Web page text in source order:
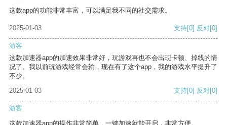
这款app的功能非常丰富，可以满足我不同的社交需求。
2025-01-03 支持[0] 反对[0]
游客
这款加速器app的加速效果非常好，玩游戏再也不会出现卡顿、掉线的情
况了。我以前玩游戏经常会输，现在有了这个app，我的游戏水平提升了
不少。
2025-01-03
支持[0] 反对[0]
游客
这款加速器app的操作非常简单，一键加速就能开启，非常方便。